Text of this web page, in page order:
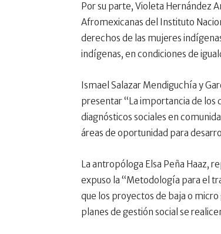
Por su parte, Violeta Hernández
Afromexicanas del Instituto
derechos de las mujeres
indígenas, en condiciones de
Ismael Salazar Mendiguchía y
presentar “La importancia de los
diagnósticos sociales en
áreas de oportunidad para
La antropóloga Elsa Peña Haaz,
expuso la “Metodología para el
que los proyectos de baja o
planes de gestión social se